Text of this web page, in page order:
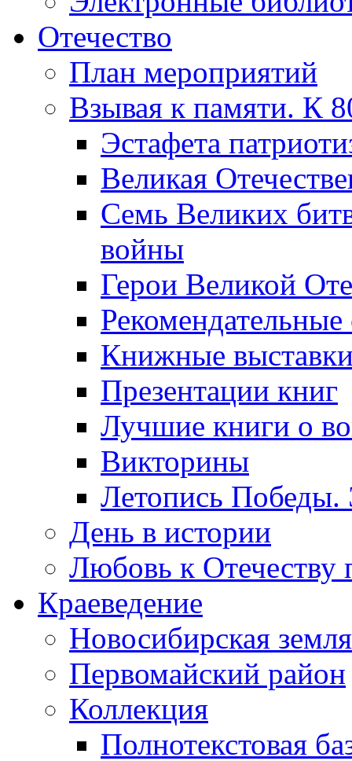
Отечество
План мероприятий
Взывая к памяти. К
Эcтафета
Великая
Семь Великих
войны
Герои Великой
Рекомендательные
Книжные
Презентации книг
Лучшие книги о
Викторины
Летопись Победы.
День в истории
Любовь к Отечеству
Краеведение
Новосибирская земля
Первомайский район
Коллекция
Полнотекстовая